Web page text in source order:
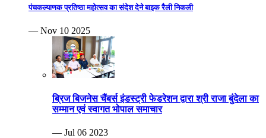
पंचकल्याणक प्रतिष्ठा महोत्सव का संदेश देने बाइक रैली निकली
— Nov 10 2025
ब्रिज बिजनेस चैंबर्स इंडस्ट्री फेडरेशन द्वारा श्री राजा बुंदेला का
सम्मान एवं स्वागत भोपाल समाचार
— Jul 06 2023